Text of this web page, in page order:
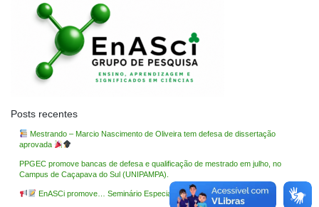
Posts recentes
Mestrando – Marcio Nascimento de Oliveira tem defesa de dissertação
aprovada
PPGEC promove bancas de defesa e qualificação de mestrado em julho, no
Campus de Caçapava do Sul (UNIPAMPA).
EnASCi promove… Seminário Especial: Avaliação da Aprendizagem